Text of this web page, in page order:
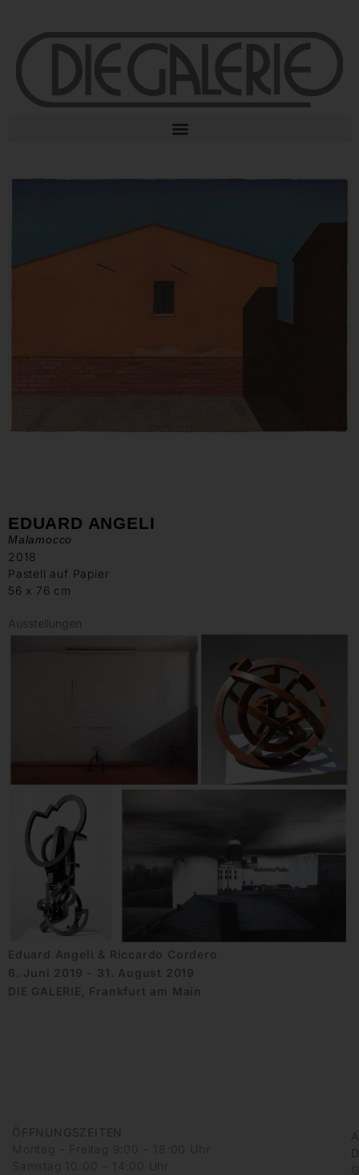
EDUARD ANGELI
Malamocco
2018
Pastell auf Papier
56 x 76 cm
Ausstellungen
Eduard Angeli & Riccardo Cordero
6. Juni 2019 - 31. August 2019
DIE GALERIE, Frankfurt am Main
ÖFFNUNGSZEITEN
Montag – Freitag 9:00 – 18:00 Uhr
Samstag 10:00 – 14:00 Uhr